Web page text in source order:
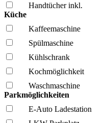
Handtücher inkl.
Küche
Kaffee­maschine
Spül­maschine
Kühl­schrank
Kochmöglich­keit
Wasch­maschine
Parkmöglichkeiten
E-Auto Ladestation